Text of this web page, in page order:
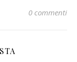
0 commenti